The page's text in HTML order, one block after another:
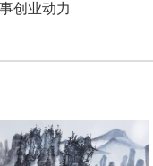
创业动力